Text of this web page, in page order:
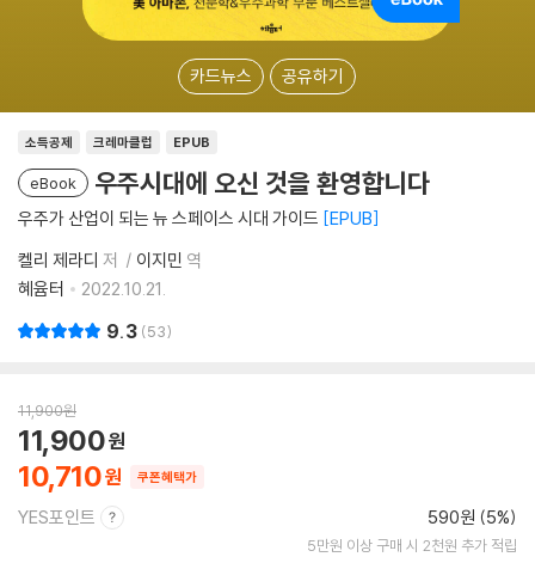
카드뉴스 공유하기
소득공제 크레마클럽 EPUB
eBook 우주시대에 오신 것을 환영합니다
우주가 산업이 되는 뉴 스페이스 시대 가이드 EPUB
켈리 제라디 저 이지민 역
혜윰터
2022.10.21.
9.3 53
11,900원
10,710
11,900
쿠폰혜택가
YES포인트 590원 (5%)
5만원 이상 구매 시 2천원 추가 적립